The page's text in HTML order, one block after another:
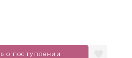
о поступлении